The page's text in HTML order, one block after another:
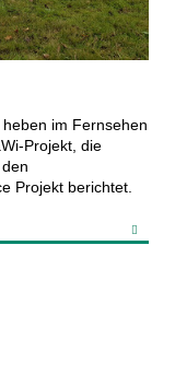
im Fernsehen
Projekt, die
Projekt berichtet.